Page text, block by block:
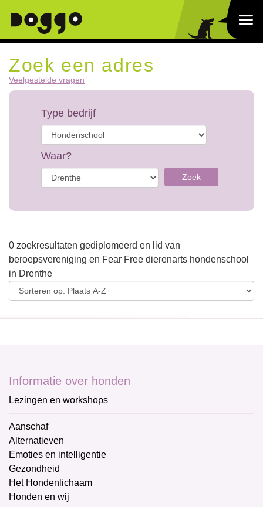
Zoek een adres
Veelgestelde vragen
Type bedrijf
Waar?
Zoek
0 zoekresultaten gediplomeerd en lid van
beroepsvereniging en Fear Free dierenarts hondenschool
in Drenthe
Informatie over honden
Lezingen en workshops
Aanschaf
Alternatieven
Emoties en intelligentie
Gezondheid
Het Hondenlichaam
Honden en wij